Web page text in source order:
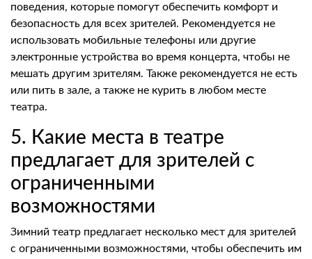
поведения, которые помогут обеспечить комфорт и
безопасность для всех зрителей. Рекомендуется не
использовать мобильные телефоны или другие
электронные устройства во время концерта, чтобы не
мешать другим зрителям. Также рекомендуется не есть
или пить в зале, а также не курить в любом месте
театра.
5. Какие места в театре
предлагает для зрителей с
ограниченными
возможностями
Зимний театр предлагает несколько мест для зрителей
с ограниченными возможностями, чтобы обеспечить им